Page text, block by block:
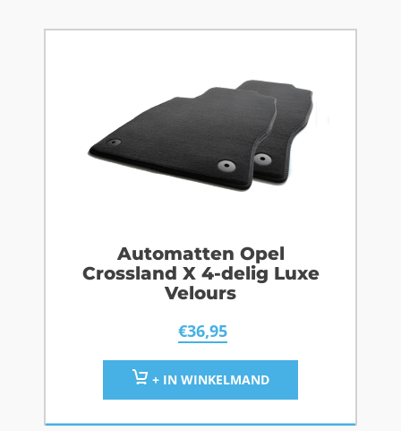
Automatten Opel
Crossland X 4-delig Luxe
Velours
€36,95
+ IN WINKELMAND